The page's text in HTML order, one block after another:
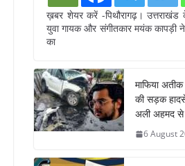
ख़बर शेयर करें -पिथौरागढ़। उत्तराखंड के
युवा गायक और संगीतकार मयंक कापड़ी
का
माफिया
की सड़क
अली अहमद से
6 August